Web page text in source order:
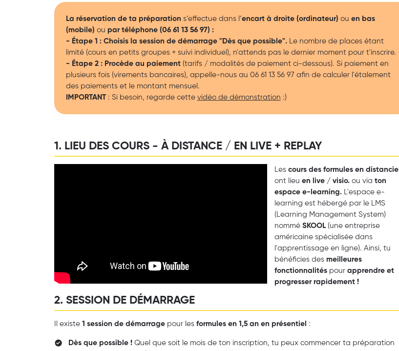
La réservation de ta préparation s’effectue dans l’encart à droite (ordinateur) ou en bas
(mobile) ou par téléphone (06 61 13 56 97) :
- Étape 1 : Choisis la session de démarrage "Dès que possible".Le nombre de places étant
limité (cours en petits groupes + suivi individuel), n'attends pas le dernier moment pour t'inscrire.
- Étape 2 : Procède au paiement(tarifs / modalités de paiement ci-dessous). Si paiement en
plusieurs fois (virements bancaires), appelle-nous au 06 61 13 56 97 afin de calculer l'étalement
des paiements et le montant mensuel.
IMPORTANT: Si besoin, regarde cette vidéo de démonstration :)
1. LIEU DES COURS - À DISTANCE / EN LIVE + REPLAY
Lescours des formules en distanciel
ont lieuen live / visio. ou viaton
espace e-learning. L'espace e-
learning est hébergé par le LMS
(Learning Management System)
nomméSKOOL(une entreprise
américaine spécialisée dans
l'apprentissage en ligne). Ainsi, tu
bénéficies des meilleures
fonctionnalités pourapprendre et
progresser rapidement !
2. SESSION DE DÉMARRAGE
Il existe1 session de démarrage pour lesformules en 1,5 an en présentiel :
Dès que possible ! Quel que soit le mois de ton inscription, tu peux commencer ta préparation